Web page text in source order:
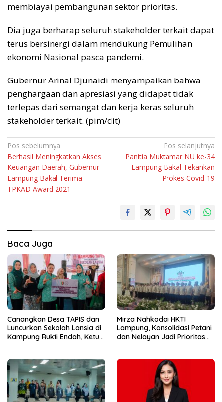
membiayai pembangunan sektor prioritas.
Dia juga berharap seluruh stakeholder terkait dapat
terus bersinergi dalam mendukung Pemulihan
ekonomi Nasional pasca pandemi.
Gubernur Arinal Djunaidi menyampaikan bahwa
penghargaan dan apresiasi yang didapat tidak
terlepas dari semangat dan kerja keras seluruh
stakeholder terkait. (pim/dit)
Navigasi
pos
Pos sebelumnya
Berhasil Meningkatkan Akses
Keuangan Daerah, Gubernur
Lampung Bakal Terima
TPKAD Award 2021
Pos selanjutnya
Panitia Muktamar NU ke-34
Lampung Bakal Tekankan
Prokes Covid-19
Baca Juga
Canangkan Desa TAPIS dan
Luncurkan Sekolah Lansia di
Kampung Rukti Endah, Ketua
dari Desa
Mirza Nahkodai HKTI
Lampung, Konsolidasi Petani
dan Nelayan Jadi Prioritas